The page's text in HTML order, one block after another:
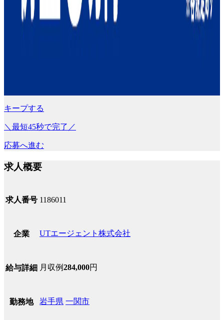
キープする
＼最短45秒で完了／
応募へ進む
求人概要
求人番号 1186011
企業 UTエージェント株式会社
給与詳細 月収例284,000円
勤務地 岩手県 一関市